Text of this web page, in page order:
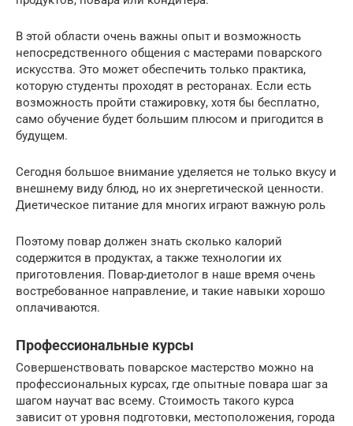
В этой области очень важны опыт и возможность
непосредственного общения с мастерами поварского
искусства. Это может обеспечить только практика,
которую студенты проходят в ресторанах. Если есть
возможность пройти стажировку, хотя бы бесплатно,
само обучение будет большим плюсом и пригодится в
будущем.
Сегодня большое внимание уделяется не только вкусу и
внешнему виду блюд, но их энергетической ценности.
Диетическое питание для многих играют важную роль
Поэтому повар должен знать сколько калорий
содержится в продуктах, а также технологии их
приготовления. Повар-диетолог в наше время очень
востребованное направление, и такие навыки хорошо
оплачиваются.
Профессиональные курсы
Совершенствовать поварское мастерство можно на
профессиональных курсах, где опытные повара шаг за
шагом научат вас всему. Стоимость такого курса
зависит от уровня подготовки, местоположения, города